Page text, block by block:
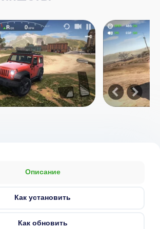
Описание
Как установить
Как обновить